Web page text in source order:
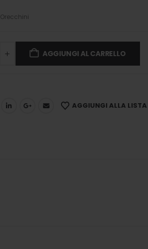
Orecchini
AGGIUNGI AL CARRELLO
AGGIUNGI ALLA LISTA